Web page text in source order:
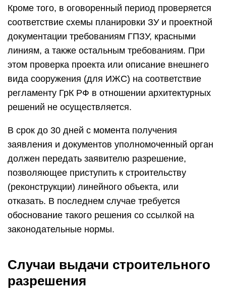
Кроме того, в оговоренный период проверяется
соответствие схемы планировки ЗУ и проектной
документации требованиям ГПЗУ, красными
линиям, а также остальным требованиям. При
этом проверка проекта или описание внешнего
вида сооружения (для ИЖС) на соответствие
регламенту ГрК РФ в отношении архитектурных
решений не осуществляется.
В срок до 30 дней с момента получения
заявления и документов уполномоченный орган
должен передать заявителю разрешение,
позволяющее приступить к строительству
(реконструкции) линейного объекта, или
отказать. В последнем случае требуется
обоснование такого решения со ссылкой на
законодательные нормы.
Случаи выдачи строительного
разрешения